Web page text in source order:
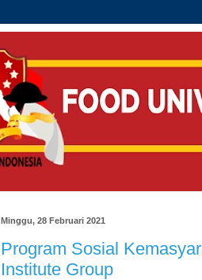
Minggu, 28 Februari 2021
Program Sosial
Institute Group